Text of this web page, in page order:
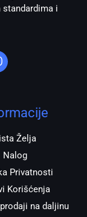
i
Želja
Nalog
Privatnosti
Korišćenja
na daljinu